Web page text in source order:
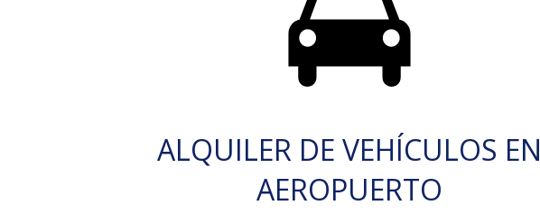
ALQUILER DE VEHÍCULOS EN
AEROPUERTO